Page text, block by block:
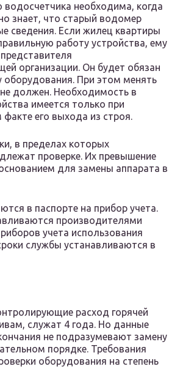
водосчетчика необходима, когда
знает, что старый водомер
сведения. Если жилец квартиры
работу устройства, ему
организации. Он будет обязан
оборудования. При этом менять
должен. Необходимость в
имеется только при
его выхода из строя.
в пределах которых
проверке. Их превышение
для замены аппарата в
в паспорте на прибор учета.
производителями
учета использования
службы устанавливаются в
расход горячей
служат 4 года. Но данные
не подразумевают замену
порядке. Требования
оборудования на степень